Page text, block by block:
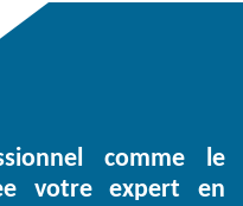
comme le
votre expert en